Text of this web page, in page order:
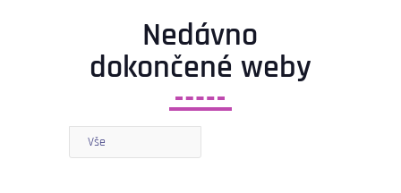
Nedávno
dokončené weby
Vše